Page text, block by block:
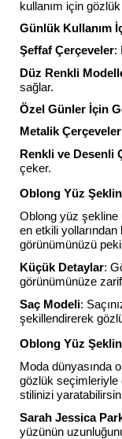
kullanım için
Günlük Kullanım
Şeffaf Çerçeveler:
Düz Renkli
sağlar.
Özel Günler İçin
Metalik Çerçeveler
Renkli ve Desenli
çeker.
Oblong Yüz
Oblong yüz şekline
en etkili
görünümünüzü
Küçük Detaylar:
görünümünüze
Saç Modeli:
şekillendirerek
Oblong Yüz
Moda dünyasında
gözlük seçimleriyle
stilinizi
Sarah Jessica
yüzünün